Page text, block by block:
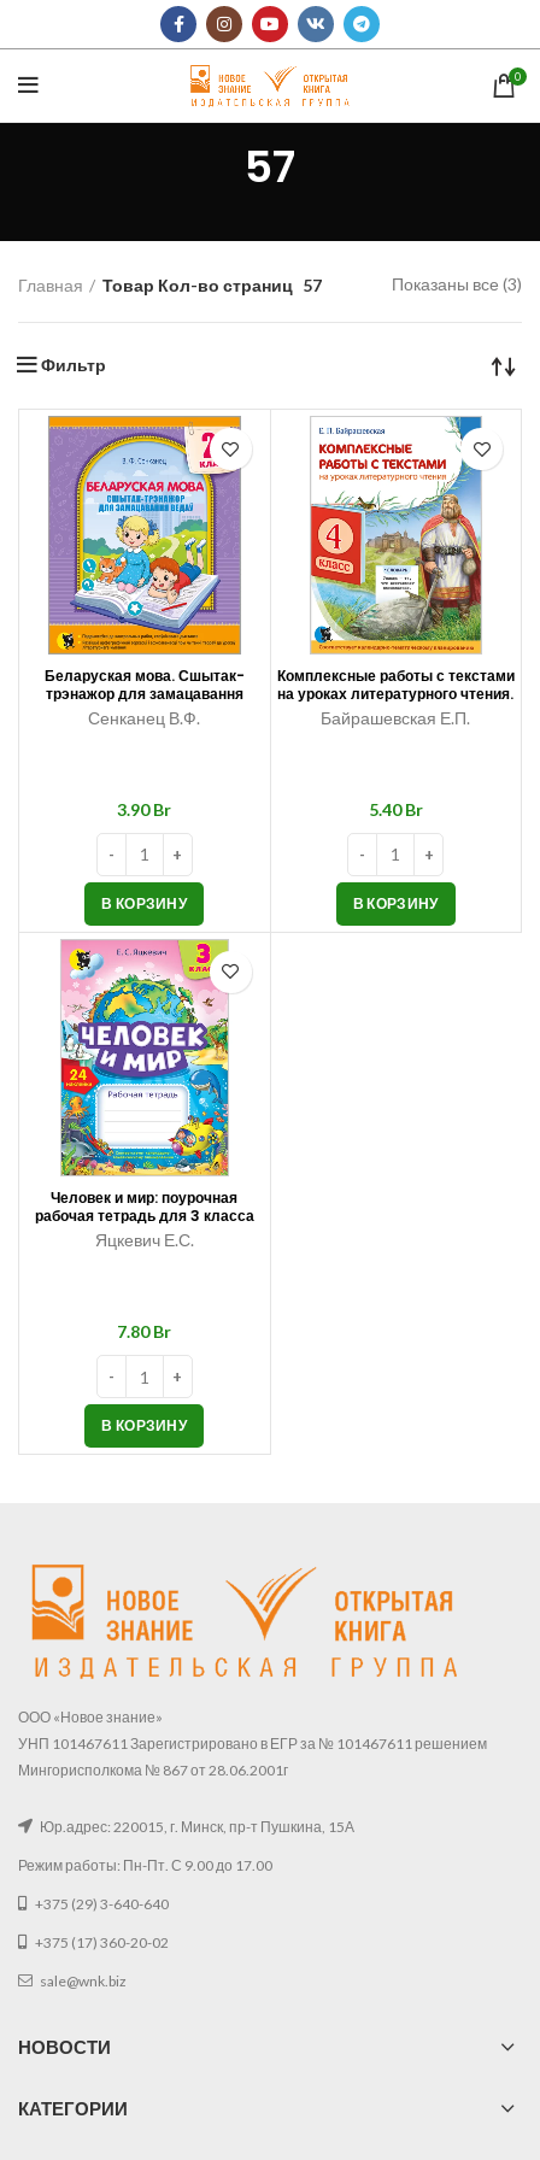
0
57
Главная Товар Кол-во страниц 57 Показаны все (3)
Фильтр
Беларуская мова. Сшытак-
трэнажор для замацавання
ведаў. 2 клас
Сенканец В.Ф.
Br
В КОРЗИНУ
Комплексные работы с текстами
на уроках литературного чтения.
4 класс
Байрашевская Е.П.
Br
В КОРЗИНУ
Человек и мир: поурочная
рабочая тетрадь для 3 класса
Яцкевич Е.С.
Br
В КОРЗИНУ
ООО «Новое знание»
УНП 101467611 Зарегистрировано в ЕГР за № 101467611 решением
Мингорисполкома № 867 от 28.06.2001г
Юр.адрес: 220015, г. Минск, пр-т Пушкина, 15А
Режим работы: Пн-Пт. С 9.00 до 17.00
+375 (29) 3-640-640
+375 (17) 360-20-02
sale@wnk.biz
НОВОСТИ
КАТЕГОРИИ